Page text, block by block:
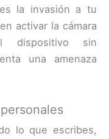
la invasión a tu
activar la cámara
sin
una amenaza
lo que escribes,